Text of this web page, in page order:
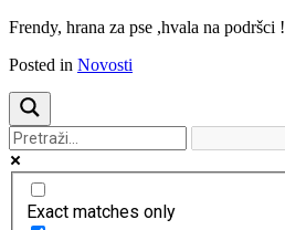
Frendy, hrana za pse ,hvala na podršci !
Posted in Novosti
Exact matches only